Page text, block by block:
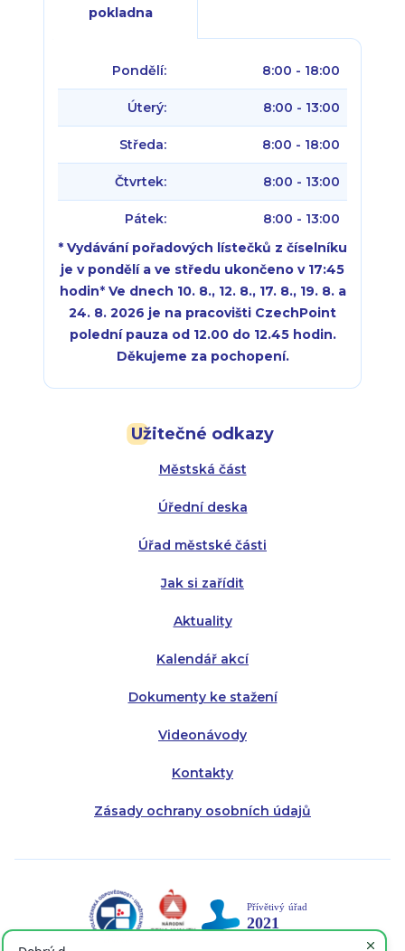
Užitečné odkazy
Městská část
Úřední deska
Úřad městské části
Jak si zařídit
Aktuality
Kalendář akcí
Dokumenty ke stažení
Videonávody
Kontakty
Zásady ochrany osobních údajů
pokladna
Pondělí: 8:00 - 18:00
Úterý: 8:00 - 13:00
Středa: 8:00 - 18:00
Čtvrtek: 8:00 - 13:00
Pátek:
8:00 - 13:00
* Vydávání pořadových lístečků z číselníku
je v pondělí a ve středu ukončeno v 17:45
hodin* Ve dnech 10. 8., 12. 8., 17. 8., 19. 8. a
24. 8. 2026 je na pracovišti CzechPoint
polední pauza od 12.00 do 12.45 hodin.
Děkujeme za pochopení.
Úterý:
Středa:
Čtvrtek:
Pátek:
Úterý:
Středa:
Čtvrtek: